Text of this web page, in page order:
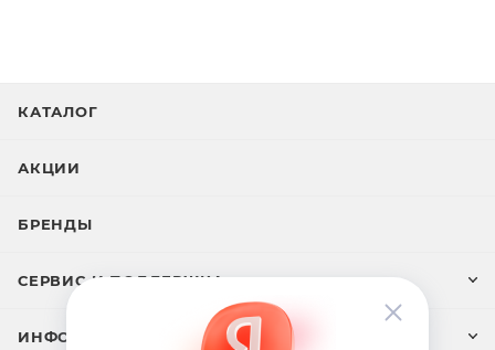
КАТАЛОГ
АКЦИИ
БРЕНДЫ
СЕРВИС И ПОДДЕРЖКА
ИНФОРМАЦИЯ